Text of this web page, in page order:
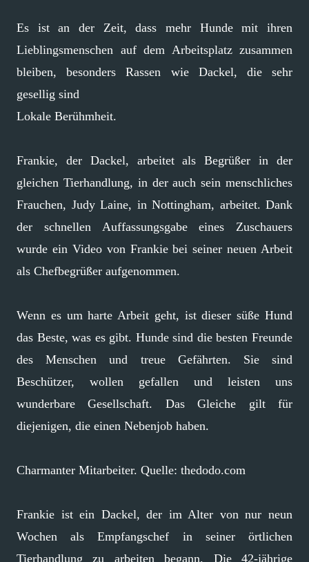
Es ist an der Zeit, dass mehr Hunde mit ihren
Lieblingsmenschen auf dem Arbeitsplatz zusammen
bleiben, besonders Rassen wie Dackel, die sehr
gesellig sind
Lokale Berühmheit.
Frankie, der Dackel, arbeitet als Begrüßer in der
gleichen Tierhandlung, in der auch sein menschliches
Frauchen, Judy Laine, in Nottingham, arbeitet. Dank
der schnellen Auffassungsgabe eines Zuschauers
wurde ein Video von Frankie bei seiner neuen Arbeit
als Chefbegrüßer aufgenommen.
Wenn es um harte Arbeit geht, ist dieser süße Hund
das Beste, was es gibt. Hunde sind die besten Freunde
des Menschen und treue Gefährten. Sie sind
Beschützer, wollen gefallen und leisten uns
wunderbare Gesellschaft. Das Gleiche gilt für
diejenigen, die einen Nebenjob haben.
Charmanter Mitarbeiter. Quelle: thedodo.com
Frankie ist ein Dackel, der im Alter von nur neun
Wochen als Empfangschef in seiner örtlichen
Tierhandlung zu arbeiten begann. Die 42-jährige